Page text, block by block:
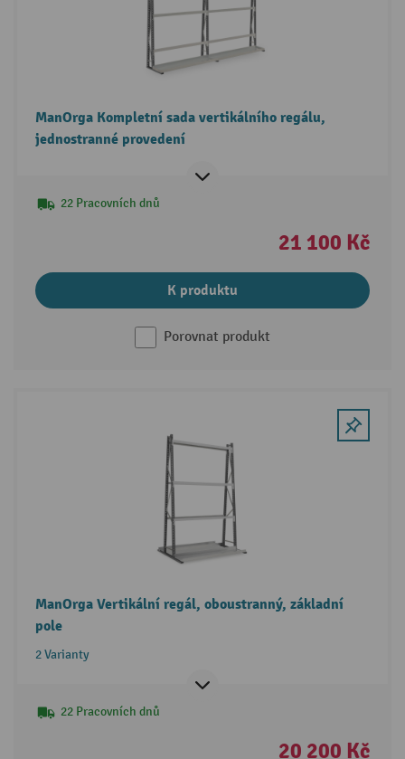
ManOrga Kompletní sada vertikálního regálu,
jednostranné provedení
22 Pracovních dnů
21 100 Kč
K produktu
Porovnat produkt
ManOrga Vertikální regál, oboustranný, základní
pole
2 Varianty
22 Pracovních dnů
20 200 Kč